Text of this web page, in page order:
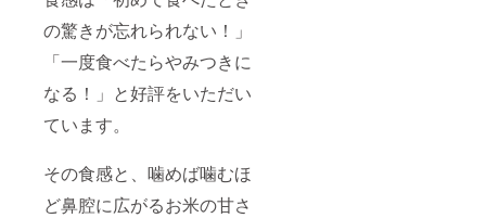
の驚きが忘れられない！」
「一度食べたらやみつきに
なる！」と好評をいただい
ています。
その食感と、噛めば噛むほ
ど鼻腔に広がるお米の甘さ